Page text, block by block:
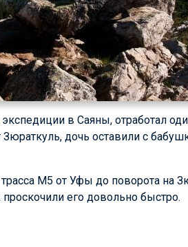
в Саяны, отработал
дочь оставили с
М5 от Уфы до поворота на
его довольно быстро.